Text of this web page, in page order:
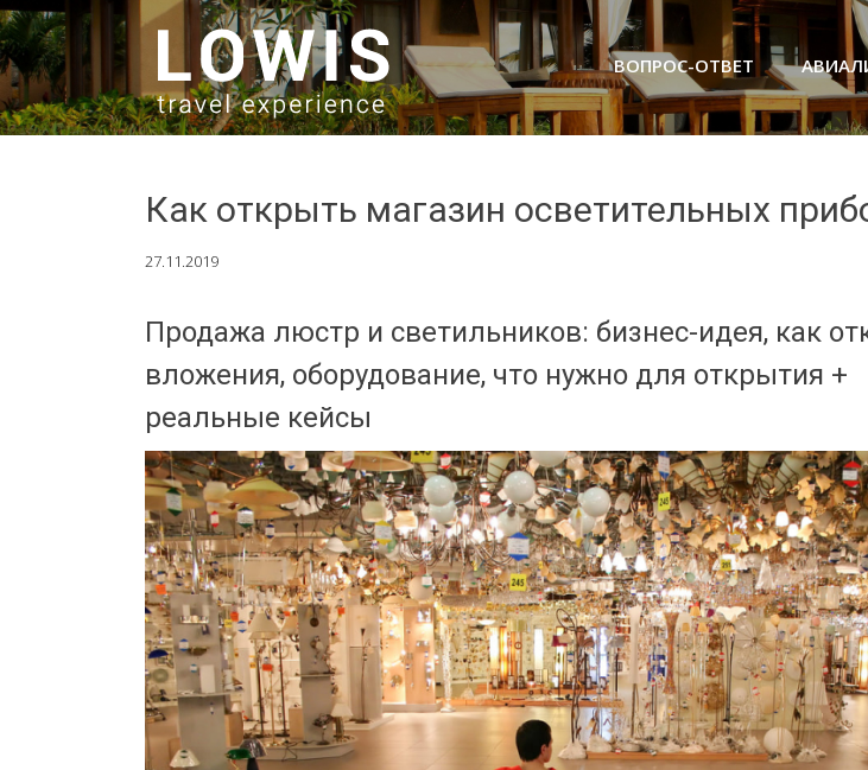
SKIP TO CONTENT ВОПРОС-ОТВЕТ
Как открыть магазин осветительных
27.11.2019
Продажа люстр и светильников: бизнес-идея, как
вложения, оборудование, что нужно для открытия +
реальные кейсы